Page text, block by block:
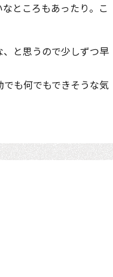
ところもあったり。こ
と思うので少しずつ早
も何でもできそうな気